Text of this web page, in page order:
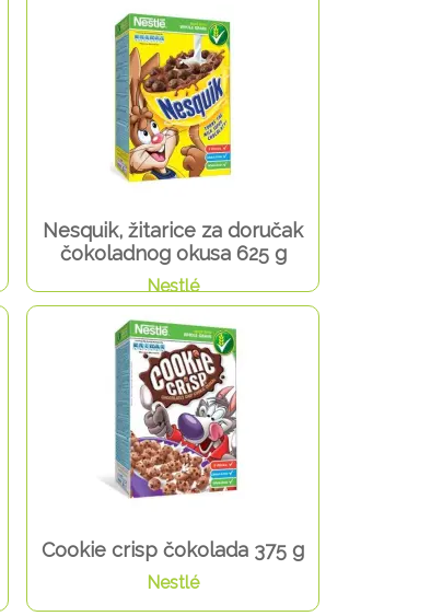
Nesquik, žitarice za doručak
čokoladnog okusa 625 g
Nestlé
Cookie crisp čokolada 375 g
Nestlé